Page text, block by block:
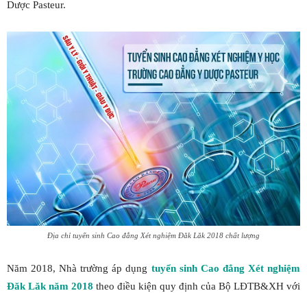
Dược Pasteur.
Địa chỉ tuyển sinh Cao đẳng Xét nghiệm Đăk Lăk 2018 chất lượng
Năm 2018, Nhà trường áp dụng tuyển sinh Cao đẳng Xét nghiệm
Đăk Lăk năm 2018 theo điều kiện quy định của Bộ LĐTB&XH với